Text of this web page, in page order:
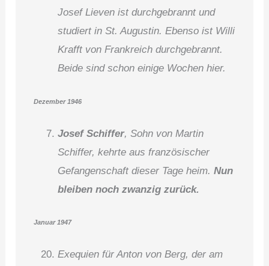
Josef Lieven ist durchgebrannt und
studiert in St. Augustin. Ebenso ist Willi
Krafft von Frankreich durchgebrannt.
Beide sind schon einige Wochen hier.
Dezember 1946
Josef Schiffer, Sohn von Martin
Schiffer, kehrte aus französischer
Gefangenschaft dieser Tage heim. Nun
bleiben noch zwanzig zurück.
Januar 1947
Exequien für Anton von Berg, der am